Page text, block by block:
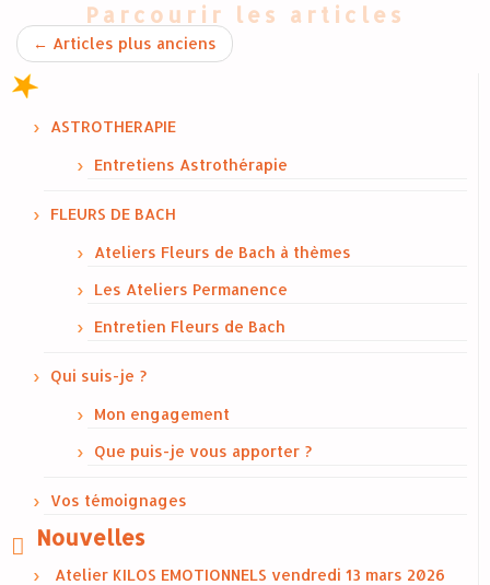
Parcourir les articles
← Articles plus anciens
ASTROTHERAPIE
Entretiens Astrothérapie
FLEURS DE BACH
Ateliers Fleurs de Bach à thèmes
Les Ateliers Permanence
Entretien Fleurs de Bach
Qui suis-je ?
Mon engagement
Que puis-je vous apporter ?
Vos témoignages
Nouvelles
Atelier KILOS EMOTIONNELS vendredi 13 mars 2026